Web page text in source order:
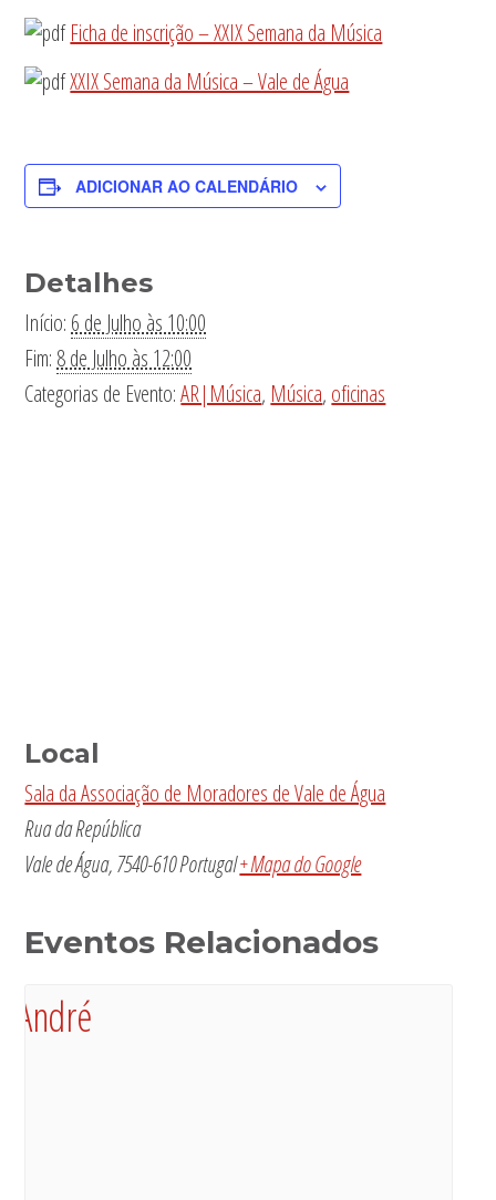
Ficha de inscrição – XXIX Semana da Música
XXIX Semana da Música – Vale de Água
ADICIONAR AO CALENDÁRIO
Detalhes
Início: 6 de Julho às 10:00
Fim: 8 de Julho às 12:00
Categorias de Evento:AR|Música, Música, oficinas
Local
Sala da Associação de Moradores de Vale de Água
Rua da República
Vale de Água,7540-610Portugal+ Mapa do Google
Eventos Relacionados